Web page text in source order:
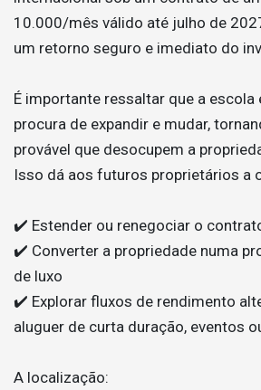
10.000/mês válido até julho de
um retorno seguro e imediato do
É importante ressaltar que a escola
procura de expandir e mudar,
provável que desocupem a
Isso dá aos futuros proprietários a
✔️ Estender ou renegociar o
✔️ Converter a propriedade numa
de luxo
✔️ Explorar fluxos de rendimento
aluguer de curta duração, eventos
A localização: